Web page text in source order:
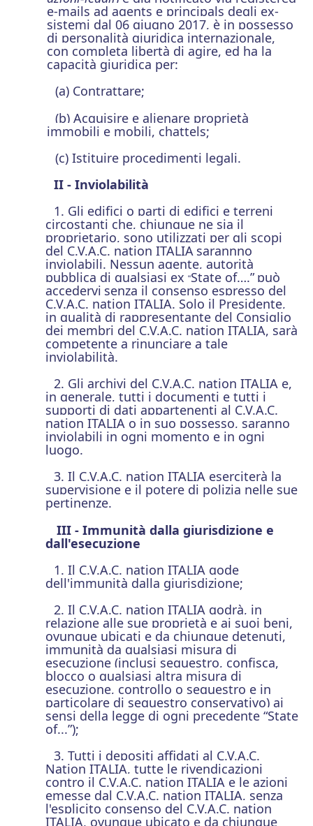
e-mails ad agents e principals degli ex-
sistemi dal 06 giugno 2017, è in possesso
di personalità giuridica internazionale,
con completa libertà di agire, ed ha la
capacità giuridica per:
(a) Contrattare;
(b) Acquisire e alienare proprietà
immobili e mobili, chattels;
(c) Istituire procedimenti legali.
II - Inviolabilità
1. Gli edifici o parti di edifici e terreni
circostanti che, chiunque ne sia il
proprietario, sono utilizzati per gli scopi
del C.V.A.C. nation ITALIA sarannno
inviolabili. Nessun agente, autorità
pubblica di qualsiasi ex“State of….”può
accedervi senza il consenso espresso del
C.V.A.C. nation ITALIA. Solo il Presidente,
in qualità di rappresentante del Consiglio
dei membri del C.V.A.C. nation ITALIA, sarà
competente a rinunciare a tale
inviolabilità.
2. Gli archivi del C.V.A.C. nation ITALIA e,
in generale, tutti i documenti e tutti i
supporti di dati appartenenti al C.V.A.C.
nation ITALIA o in suo possesso, saranno
inviolabili in ogni momento e in ogni
luogo.
3. Il C.V.A.C. nation ITALIA eserciterà la
supervisione e il potere di polizia nelle sue
pertinenze.
III - Immunità dalla giurisdizione e
dall'esecuzione
1. Il C.V.A.C. nation ITALIA gode
dell'immunità dalla giurisdizione;
2. Il C.V.A.C. nation ITALIA godrà, in
relazione alle sue proprietà e ai suoi beni,
ovunque ubicati e da chiunque detenuti,
immunità da qualsiasi misura di
esecuzione (inclusi sequestro, confisca,
blocco o qualsiasi altra misura di
esecuzione, controllo o sequestro e in
particolare di sequestro conservativo) ai
sensi della legge di ogni precedente “State
of...”);
3. Tutti i depositi affidati al C.V.A.C.
Nation ITALIA, tutte le rivendicazioni
contro il C.V.A.C. nation ITALIA e le azioni
emesse dal C.V.A.C. nation ITALIA, senza
l'esplicito consenso del C.V.A.C. nation
ITALIA, ovunque ubicato e da chiunque